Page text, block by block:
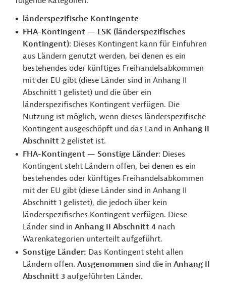
länderspezifische Kontingente
FHA-Kontingent — LSK (länderspezifisches
Kontingent): Dieses Kontingent kann für Einfuhren
aus Ländern genutzt werden, bei denen es ein
bestehendes oder künftiges Freihandelsabkommen
mit der EU gibt (diese Länder sind in Anhang II
Abschnitt 1 gelistet) und die über ein
länderspezifisches Kontingent verfügen. Die
Nutzung ist möglich, wenn dieses länderspezifische
Kontingent ausgeschöpft und das Land in Anhang II
Abschnitt 2 gelistet ist.
FHA-Kontingent — Sonstige Länder: Dieses
Kontingent steht Ländern offen, bei denen es ein
bestehendes oder künftiges Freihandelsabkommen
mit der EU gibt (diese Länder sind in Anhang II
Abschnitt 1 gelistet), die jedoch über kein
länderspezifisches Kontingent verfügen. Diese
Länder sind in Anhang II Abschnitt 4 nach
Warenkategorien unterteilt aufgeführt.
Sonstige Länder: Das Kontingent steht allen
Ländern offen. Ausgenommen sind die in Anhang II
Abschnitt 3 aufgeführten Länder.